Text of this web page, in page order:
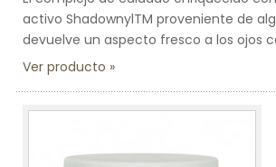
activo ShadownylTM proveniente de
devuelve un aspecto fresco a los ojos
Ver producto